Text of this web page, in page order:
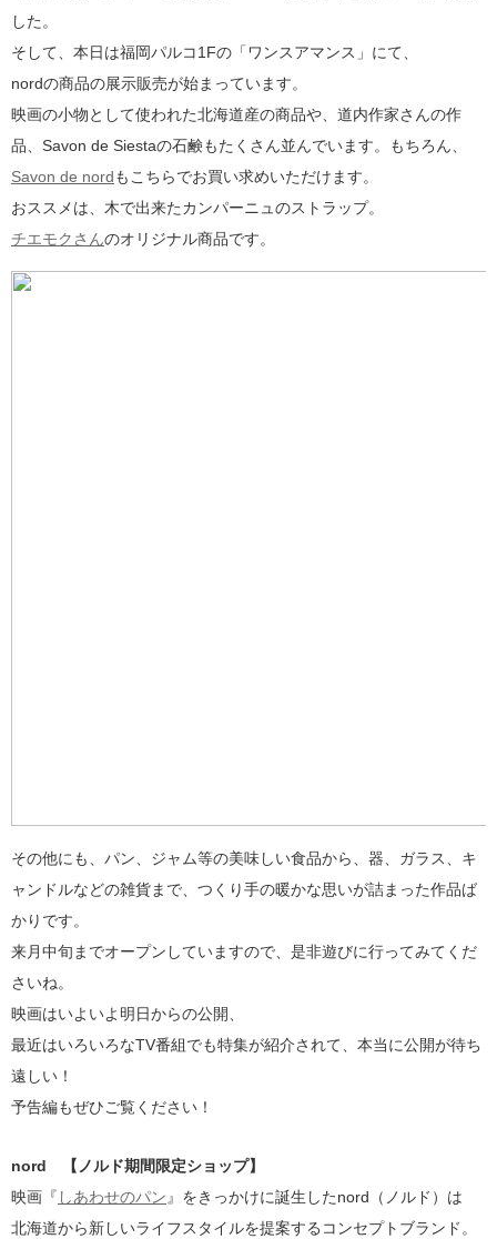
した。
そして、本日は福岡パルコ1Fの「ワンスアマンス」にて、
nordの商品の展示販売が始まっています。
映画の小物として使われた北海道産の商品や、道内作家さんの作
品、Savon de Siestaの石鹸もたくさん並んでいます。もちろん、
Savon de nordもこちらでお買い求めいただけます。
おススメは、木で出来たカンパーニュのストラップ。
チエモクさんのオリジナル商品です。
その他にも、パン、ジャム等の美味しい食品から、器、ガラス、キ
ャンドルなどの雑貨まで、つくり手の暖かな思いが詰まった作品ば
かりです。
来月中旬までオープンしていますので、是非遊びに行ってみてくだ
さいね。
映画はいよいよ明日からの公開、
最近はいろいろなTV番組でも特集が紹介されて、本当に公開が待ち
遠しい！
予告編もぜひご覧ください！
nord 【ノルド期間限定ショップ】
映画『 しあわせのパン 』をきっかけに誕生したnord（ノルド）は
北海道から新しいライフスタイルを提案するコンセプトブランド。